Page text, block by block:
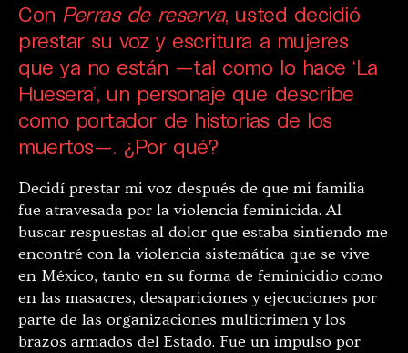
Con Perras de reserva, usted decidió
prestar su voz y escritura a mujeres
que ya no están —tal como lo hace ‘La
Huesera’, un personaje que describe
como portador de historias de los
muertos—. ¿Por qué?
Decidí prestar mi voz después de que mi familia
fue atravesada por la violencia feminicida. Al
buscar respuestas al dolor que estaba sintiendo me
encontré con la violencia sistemática que se vive
en México, tanto en su forma de feminicidio como
en las masacres, desapariciones y ejecuciones por
parte de las organizaciones multicrimen y los
brazos armados del Estado. Fue un impulso por